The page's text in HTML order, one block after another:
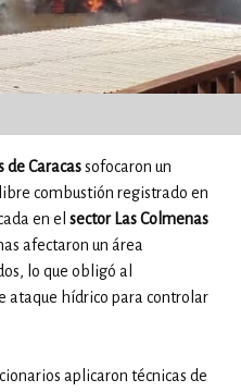
de Caracassofocaron un
combustión registrado en
en el sector Las Colmenas
afectaron un área
lo que obligó al
ataque hídrico para controlar
aplicaron técnicas de